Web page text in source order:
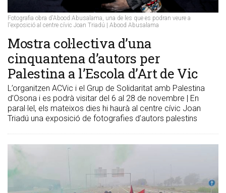
Fotografia obra d'Abood Abusalama, una de les que es podran veure a
l'exposició al centre cívic Joan Triadú | Abood Abusalama
​Mostra col·lectiva d’una
cinquantena d’autors per
Palestina a l’Escola d’Art de Vic
L’organitzen ACVic i el Grup de Solidaritat amb Palestina
d’Osona i es podrà visitar del 6 al 28 de novembre | En
paral·lel, els mateixos dies hi haurà al centre cívic Joan
Triadú una exposició de fotografies d’autors palestins